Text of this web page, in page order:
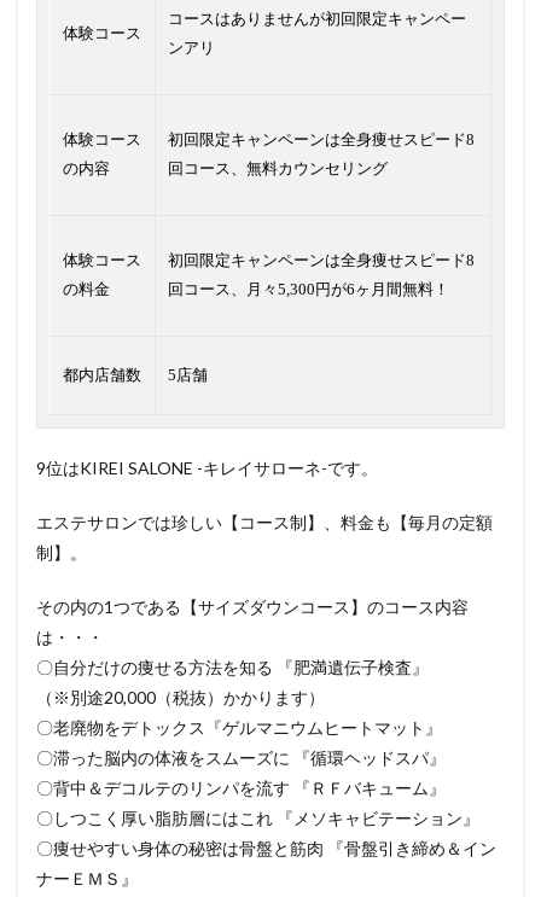
体験コース
コースはありませんが初回限定キャンペー
ンアリ
体験コース
の内容
初回限定キャンペーンは全身痩せスピード8
回コース、無料カウンセリング
体験コース
の料金
初回限定キャンペーンは全身痩せスピード8
回コース、月々5,300円が6ヶ月間無料！
都内店舗数 5店舗
9位はKIREI SALONE -キレイサローネ-です。
エステサロンでは珍しい【コース制】、料金も【毎月の定額
制】。
その内の1つである【サイズダウンコース】のコース内容
は・・・
〇自分だけの痩せる方法を知る 『肥満遺伝子検査』
（※別途20,000（税抜）かかります）
〇老廃物をデトックス『ゲルマニウムヒートマット』
〇滞った脳内の体液をスムーズに 『循環ヘッドスパ』
〇背中＆デコルテのリンパを流す 『ＲＦバキューム』
〇しつこく厚い脂肪層にはこれ 『メソキャビテーション』
〇痩せやすい身体の秘密は骨盤と筋肉 『骨盤引き締め＆イン
ナーＥＭＳ』